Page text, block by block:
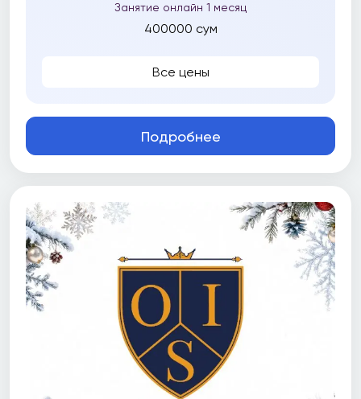
Занятие онлайн 1 месяц
400000 сум
Все цены
Подробнее